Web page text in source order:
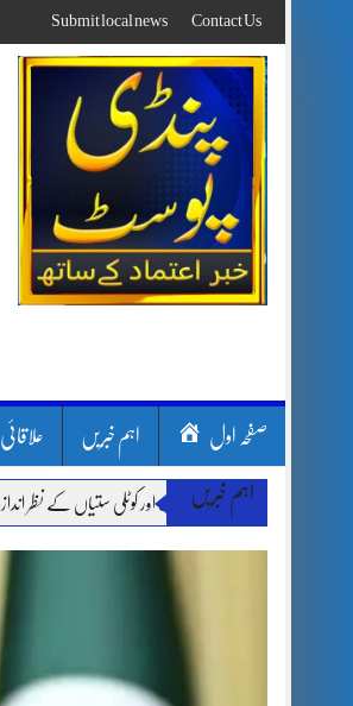
to
content
Contact Us
Submit local news
صفحہ اول اہم خبریں علاقائی
اہم خبریں
لینڈ سلائیڈنگ اور کوٹلی ستیاں کے نظر انداز متاثرین